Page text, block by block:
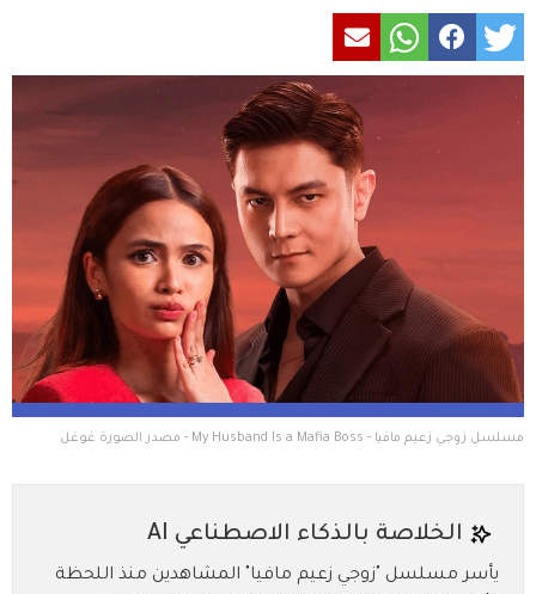
مسلسل زوجي زعيم مافيا - My Husband Is a Mafia Boss - مصدر الصورة غوغل
الخلاصة بالذكاء الاصطناعي AI
يأسر مسلسل "زوجي زعيم مافيا" المشاهدين منذ اللحظة